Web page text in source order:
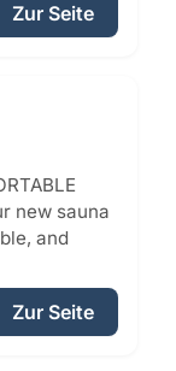
Zur Seite
new sauna
and
Zur Seite